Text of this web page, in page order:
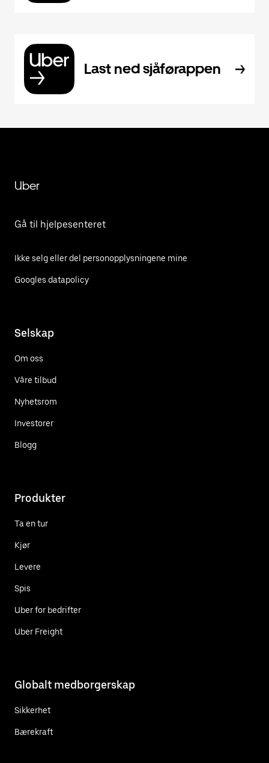
Last ned sjåførappen
Uber
Gå til hjelpesenteret
Ikke selg eller del personopplysningene mine
Googles datapolicy
Selskap
Om oss
Våre tilbud
Nyhetsrom
Investorer
Blogg
Produkter
Ta en tur
Kjør
Levere
Spis
Uber for bedrifter
Uber Freight
Globalt medborgerskap
Sikkerhet
Bærekraft